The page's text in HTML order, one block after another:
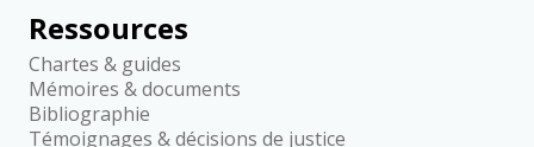
Ressources
Chartes & guides
Mémoires & documents
Bibliographie
Témoignages & décisions de justice